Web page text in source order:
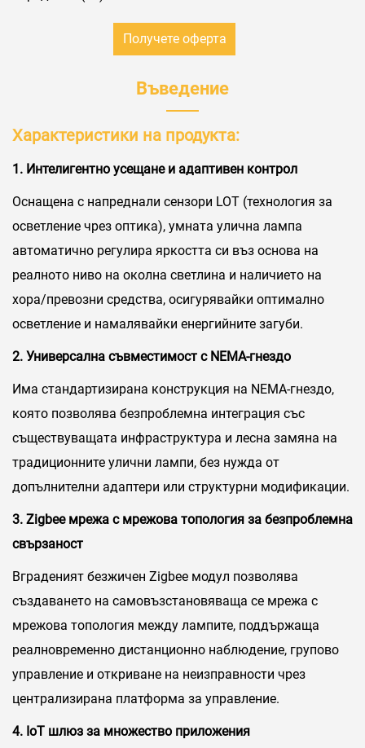
Получете оферта
Въведение
Характеристики на продукта:
1. Интелигентно усещане и адаптивен контрол
Оснащена с напреднали сензори LOT (технология за
осветление чрез оптика), умната улична лампа
автоматично регулира яркостта си въз основа на
реалното ниво на околна светлина и наличието на
хора/превозни средства, осигурявайки оптимално
осветление и намалявайки енергийните загуби.
2. Универсална съвместимост с NEMA-гнездо
Има стандартизирана конструкция на NEMA-гнездо,
която позволява безпроблемна интеграция със
съществуващата инфраструктура и лесна замяна на
традиционните улични лампи, без нужда от
допълнителни адаптери или структурни модификации.
3. Zigbee мрежа с мрежова топология за безпроблемна
свързаност
Вграденият безжичен Zigbee модул позволява
създаването на самовъзстановяваща се мрежа с
мрежова топология между лампите, поддържаща
реалновременно дистанционно наблюдение, групово
управление и откриване на неизправности чрез
централизирана платформа за управление.
4. IoT шлюз за множество приложения